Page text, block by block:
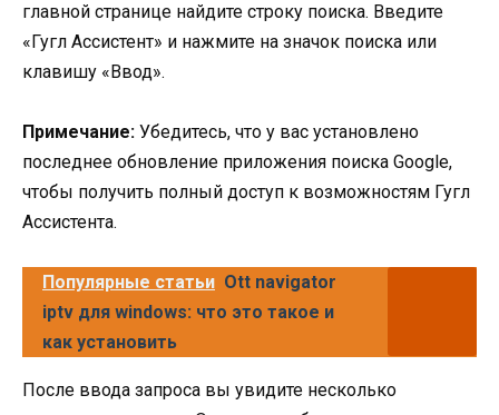
главной странице найдите строку поиска. Введите
«Гугл Ассистент» и нажмите на значок поиска или
клавишу «Ввод».
Примечание: Убедитесь, что у вас установлено
последнее обновление приложения поиска Google,
чтобы получить полный доступ к возможностям Гугл
Ассистента.
Популярные статьи Ott navigator
iptv для windows: что это такое и
как установить
После ввода запроса вы увидите несколько